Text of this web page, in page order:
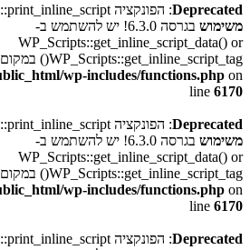
Deprecated: הפונקציה WP_Scripts::print_inline_script
משימוש
בגרסה 6.3.0! יש להשתמש ב-
WP_Scripts::get_inline_script_data() or
WP_Scripts::get_inline_script_tag() במקום. in
wp-includes/functions.php on
line 6170
Deprecated: הפונקציה WP_Scripts::print_inline_script
משימוש
בגרסה 6.3.0! יש להשתמש ב-
WP_Scripts::get_inline_script_data() or
WP_Scripts::get_inline_script_tag() במקום. in
wp-includes/functions.php on
line 6170
Deprecated: הפונקציה WP_Scripts::print_inline_script